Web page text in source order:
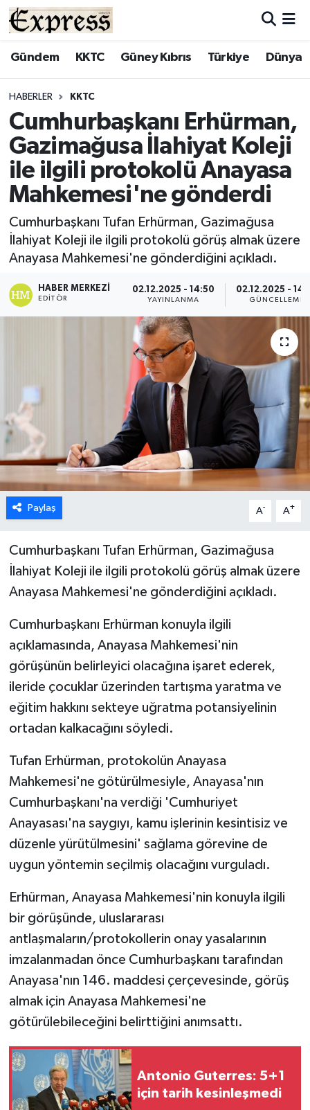
Gündem KKTC Güney Kıbrıs Türkiye Dünya
HABERLER KKTC
Cumhurbaşkanı Erhürman,
Gazimağusa İlahiyat Koleji
ile ilgili protokolü Anayasa
Mahkemesi'ne gönderdi
Cumhurbaşkanı Tufan Erhürman, Gazimağusa
İlahiyat Koleji ile ilgili protokolü görüş almak üzere
Anayasa Mahkemesi'ne gönderdiğini açıkladı.
HABER MERKEZI
EDITÖR
02.12.2025 - 14:50
YAYINLANMA
02.12.2025 -
GÜNCELLEME
Paylaş A- A+
Cumhurbaşkanı Tufan Erhürman, Gazimağusa
İlahiyat Koleji ile ilgili protokolü görüş almak üzere
Anayasa Mahkemesi'ne gönderdiğini açıkladı.
Cumhurbaşkanı Erhürman konuyla ilgili
açıklamasında, Anayasa Mahkemesi'nin
görüşünün belirleyici olacağına işaret ederek,
ileride çocuklar üzerinden tartışma yaratma ve
eğitim hakkını sekteye uğratma potansiyelinin
ortadan kalkacağını söyledi.
Tufan Erhürman, protokolün Anayasa
Mahkemesi'ne götürülmesiyle, Anayasa'nın
Cumhurbaşkanı'na verdiği 'Cumhuriyet
Anayasası'na saygıyı, kamu işlerinin kesintisiz ve
düzenle yürütülmesini' sağlama görevine de
uygun yöntemin seçilmiş olacağını vurguladı.
Erhürman, Anayasa Mahkemesi'nin konuyla ilgili
bir görüşünde, uluslararası
antlaşmaların/protokollerin onay yasalarının
imzalanmadan önce Cumhurbaşkanı tarafından
Anayasa'nın 146. maddesi çerçevesinde, görüş
almak için Anayasa Mahkemesi'ne
götürülebileceğini belirttiğini anımsattı.
Antonio Guterres: 5+1
için tarih kesinleşmedi
ALAYKÖY
BİLİM
ÇATALKÖY
DÜNYA
EĞİTİM
EKONOMİ
ENGLISH
GİRNE
GÜNDEM
GÜNEY KIBRIS
İÇ HABERLER
KÜLTÜR SANAT
LEFKOŞA
MAGAZİN
Nöbetçi Eczaneler
ÖZEL HABER
SAĞLIK
SPOR
TATLISU
TEKNOLOJİ
TİCARET
Hava Durumu
Süper Lig Puan Durumu ve Fikstür
Tüm Manşetler
Son Dakika Haberleri
Haber Arşivi